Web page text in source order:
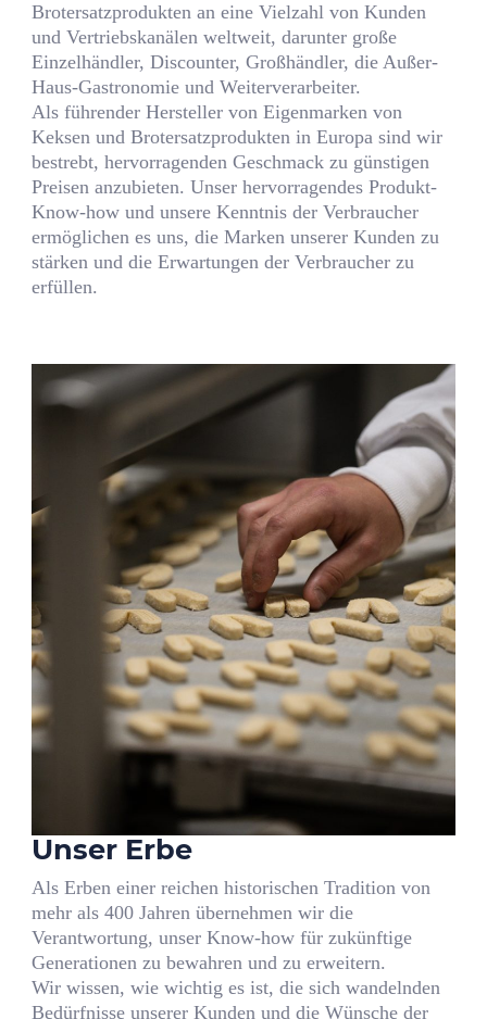
Brotersatzprodukten an eine Vielzahl von Kunden
und Vertriebskanälen weltweit, darunter große
Einzelhändler, Discounter, Großhändler, die Außer-
Haus-Gastronomie und Weiterverarbeiter.
Als führender Hersteller von Eigenmarken von
Keksen und Brotersatzprodukten in Europa sind wir
bestrebt, hervorragenden Geschmack zu günstigen
Preisen anzubieten. Unser hervorragendes Produkt-
Know-how und unsere Kenntnis der Verbraucher
ermöglichen es uns, die Marken unserer Kunden zu
stärken und die Erwartungen der Verbraucher zu
erfüllen.
Unser Erbe
Als Erben einer reichen historischen Tradition von
mehr als 400 Jahren übernehmen wir die
Verantwortung, unser Know-how für zukünftige
Generationen zu bewahren und zu erweitern.
Wir wissen, wie wichtig es ist, die sich wandelnden
Bedürfnisse unserer Kunden und die Wünsche der